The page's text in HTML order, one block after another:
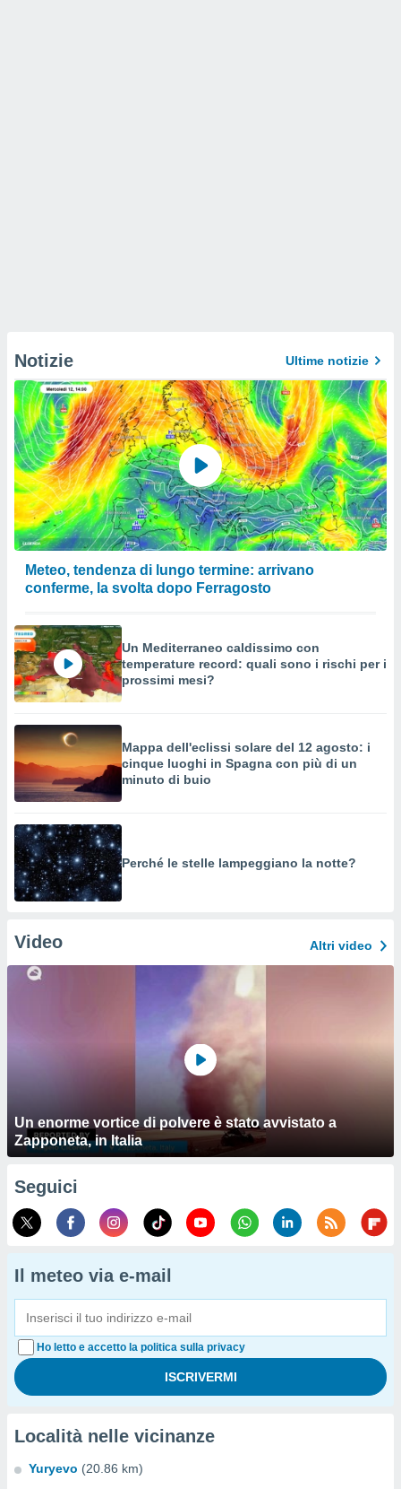
Notizie Ultime notizie
Meteo, tendenza di lungo termine: arrivano
conferme, la svolta dopo Ferragosto
Un Mediterraneo caldissimo con
temperature record: quali sono i rischi per i
prossimi mesi?
Mappa dell'eclissi solare del 12 agosto: i
cinque luoghi in Spagna con più di un
minuto di buio
Perché le stelle lampeggiano la notte?
Video Altri video
Un enorme vortice di polvere è stato avvistato a
Zapponeta, in Italia
Seguici
Il meteo via e-mail
Ho letto e accetto la politica sulla privacy
Località nelle vicinanze
Yuryevo (20.86 km)